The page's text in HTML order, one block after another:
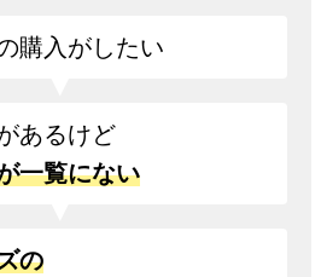
購入がしたい
あるけど
一覧にない
の